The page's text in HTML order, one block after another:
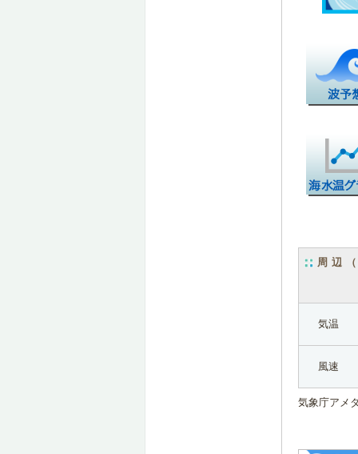
周辺
気温
風速
気象庁アメ